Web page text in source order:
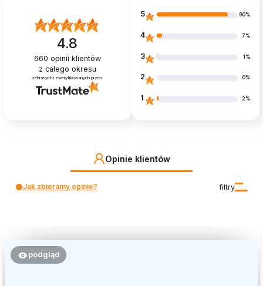
4.8
660 opinii klientów
z całego okresu
zebranych i zweryfikowanych przez
5 90%
4 7%
3 1%
2 0%
1 2%
Opinie klientów
filtry
Jak zbieramy opinie?
podgląd